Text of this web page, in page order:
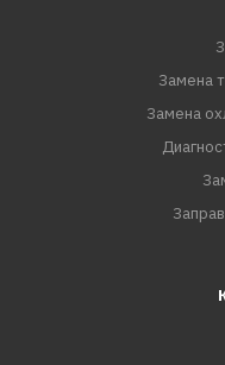
Замена
Замена